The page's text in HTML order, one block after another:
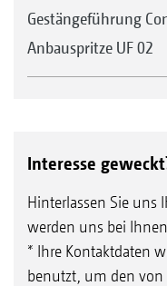
Gestängeführung
Anbauspritze UF 02
Interesse
Hinterlassen Sie uns
werden uns bei
* Ihre Kontaktdaten
benutzt, um den